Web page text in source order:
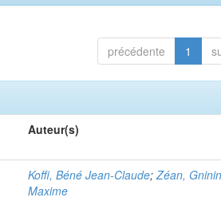
précédente 1
Auteur(s)
Koffi, Béné Jean-Claude;Zéan,
Maxime